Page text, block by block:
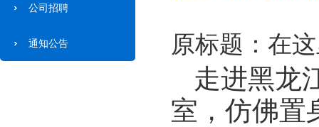
公司招聘
通知公告 原标题：在
走进黑龙
室，仿佛置